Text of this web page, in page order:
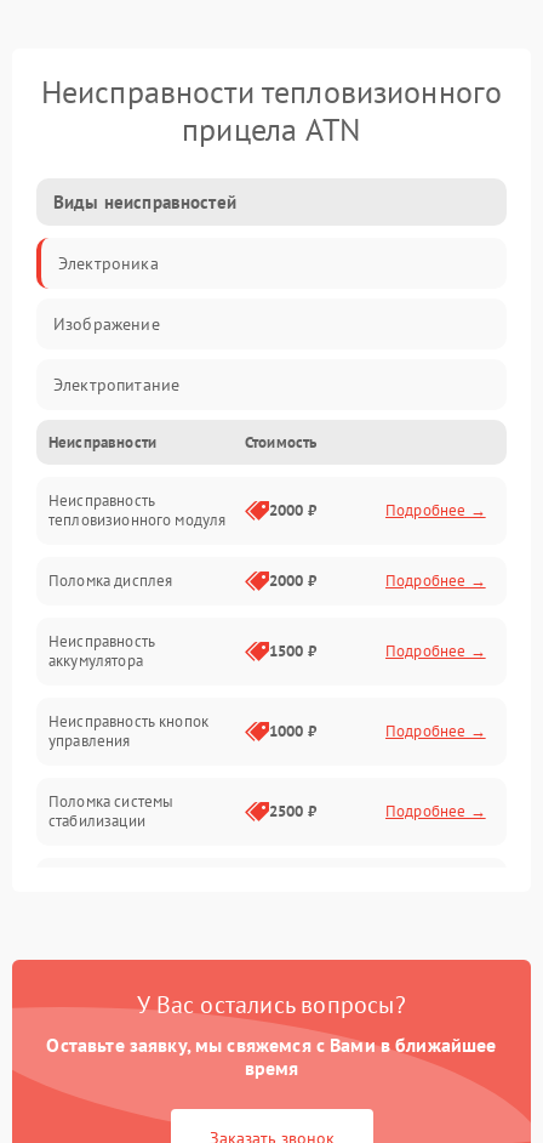
Неисправности тепловизионного
прицела ATN
Виды неисправностей
Электроника
Изображение
Электропитание
Измерения
Матрица
Неисправности Стоимость
Неисправность
тепловизионного модуля
2000 ₽ Подробнее →
Поломка дисплея 2000 ₽ Подробнее →
Неисправность
аккумулятора
1500 ₽ Подробнее →
Неисправность кнопок
управления
1000 ₽ Подробнее →
Поломка системы
стабилизации
2500 ₽ Подробнее →
Неисправность системы
Поломка системы GPS 2000 ₽ Подробнее →
Повреждение системы
защиты от перегрузок
1500 ₽
У Вас остались вопросы?
Оставьте заявку, мы свяжемся с Вами в ближайшее
время
Заказать звонок